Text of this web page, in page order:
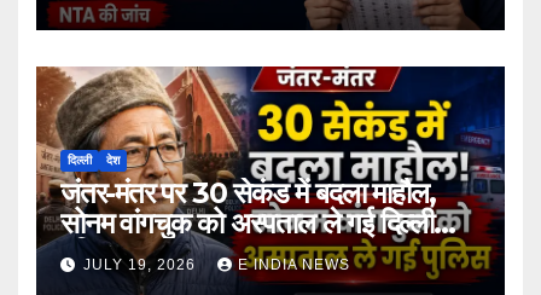
दिल्ली देश
जंतर-मंतर पर 30 सेकंड में बदला माहौल,
सोनम वांगचुक को अस्पताल ले गई दिल्ली
पुलिस
JULY 19, 2026 E INDIA NEWS